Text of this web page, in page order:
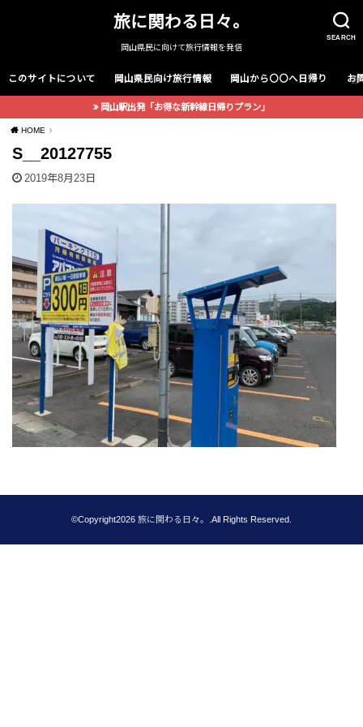
SEARCH
旅に関わる日々。
岡山県民に向けて旅行情報を発信
このサイトについて 岡山県民向け旅行情報 岡山から〇〇へ日帰り お
岡山駅出発「お得な新幹線日帰りプラン」
HOME
S__20127755
2019年8月23日
©Copyright2026 旅に関わる日々。 .All Rights Reserved.